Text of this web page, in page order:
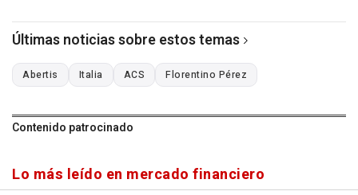
Últimas noticias sobre estos temas
Abertis Italia ACS Florentino Pérez
Contenido patrocinado
Lo más leído en mercado financiero